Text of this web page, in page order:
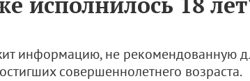
информацию, не рекомендованную
совершеннолетнего возраста.